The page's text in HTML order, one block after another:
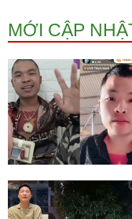
MỚI CẬP